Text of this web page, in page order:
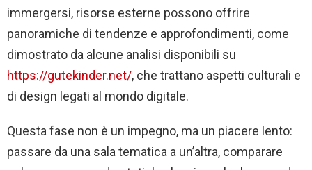
immergersi, risorse esterne possono offrire
panoramiche di tendenze e approfondimenti, come
dimostrato da alcune analisi disponibili su
https://gutekinder.net/, che trattano aspetti culturali e
di design legati al mondo digitale.
Questa fase non è un impegno, ma un piacere lento:
passare da una sala tematica a un’altra, comparare